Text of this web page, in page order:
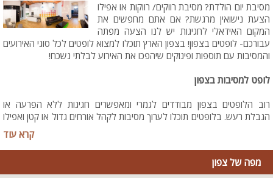
מסיבת יום הולדת? מסיבת רווקים/ רווקות או אפילו
הצעת נישואין מרגשת? אם אתם מחפשים את
המקום האידאלי לחגיגות יש לנו הצעה מפתה
עבורכם- לופטים בצפון! בצפון הארץ תוכלו למצוא לופטים לכל סוגי האירועים
והמסיבות עם תוספות ופינוקים שיהפכו את האירוע לבלתי נשכח!
לופט למסיבות בצפון
רוב הלופטים בצפון מבודדים לגמרי ומאפשרים חגיגות ללא הפרעה או
הגבלת רעש. בלופטים תוכלו לערוך מסיבות לקהל אורחים גדול או קטן ואפילו
תמצאו שלל אטרקציות כגון : מתחם ספא, בר אלכוהול, פינות ישיבה ומשחקי
שולחן. הלופטים משמשים לכל אירוע ואתם תוכלו לבחור את אופי המסיבה
הרצויה לכם. לופט בצפון יכיל בדרך כלל גם מערכת קריוקי איכותית ומקצועית
ואם בא לכם תוכלו גם סתם להעביר ערב שירה מהנה
קרא עוד
מפה של צפון